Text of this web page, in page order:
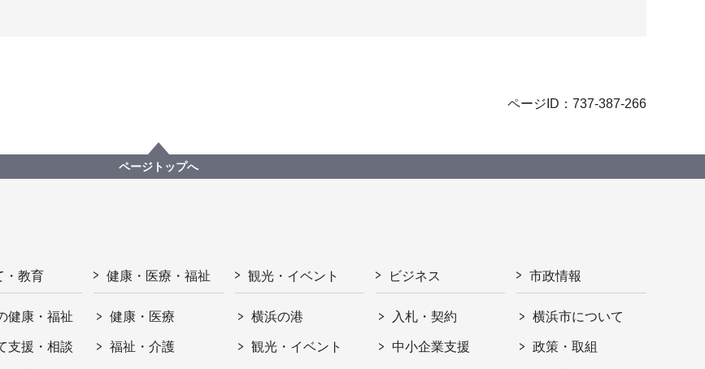
ページID：737-387-266
ページトップへ
・教育
健康・福祉
支援・相談
健康・医療・福祉
健康・医療
福祉・介護
観光・イベント
横浜の港
観光・イベント
ビジネス
入札・契約
中小企業支援
市政情報
横浜市について
政策・取組